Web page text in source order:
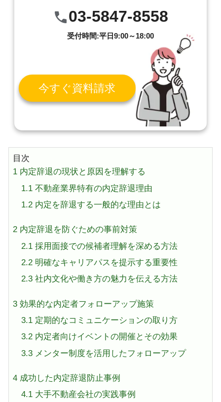
03-5847-8558
受付時間:平日9:00～18:00
今すぐ資料請求
目次
1 内定辞退の現状と原因を理解する
1.1不動産業界特有の内定辞退理由
1.2内定を辞退する一般的な理由とは
2 内定辞退を防ぐための事前対策
2.1採用面接での候補者理解を深める方法
2.2明確なキャリアパスを提示する重要性
2.3社内文化や働き方の魅力を伝える方法
3 効果的な内定者フォローアップ施策
3.1定期的なコミュニケーションの取り方
3.2内定者向けイベントの開催とその効果
3.3メンター制度を活用したフォローアップ
4 成功した内定辞退防止事例
4.1大手不動産会社の実践事例